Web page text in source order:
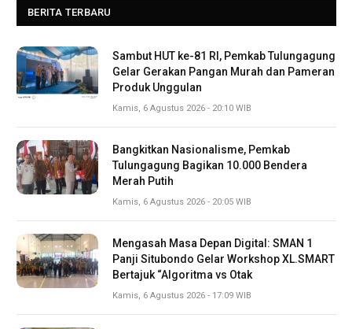
BERITA TERBARU
Sambut HUT ke-81 RI, Pemkab Tulungagung
Gelar Gerakan Pangan Murah dan Pameran
Produk Unggulan
Kamis, 6 Agustus 2026 - 20:10 WIB
Bangkitkan Nasionalisme, Pemkab
Tulungagung Bagikan 10.000 Bendera
Merah Putih
Kamis, 6 Agustus 2026 - 20:05 WIB
Mengasah Masa Depan Digital: SMAN 1
Panji Situbondo Gelar Workshop XL.SMART
Bertajuk “Algoritma vs Otak
Kamis, 6 Agustus 2026 - 17:09 WIB